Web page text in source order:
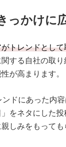
っかけに
トレンドとし
する自社の取
が高まります。
ドにあった内容
をネタにした
しみをもっても